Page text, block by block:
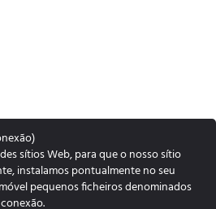
sítios Web, para que o nosso sítio
instalamos pontualmente no seu
pequenos ficheiros denominados